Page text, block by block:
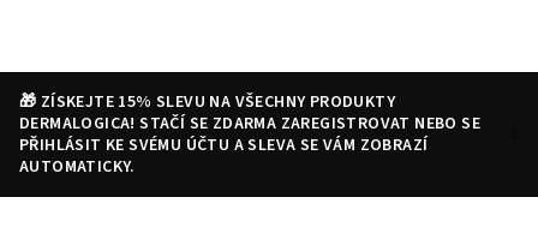
🎁 ZÍSKEJTE 15% SLEVU NA VŠECHNY PRODUKTY
DERMALOGICA! STAČÍ SE ZDARMA ZAREGISTROVAT NEBO SE
PŘIHLÁSIT KE SVÉMU ÚČTU A SLEVA SE VÁM ZOBRAZÍ
AUTOMATICKY.
HledatPřihlášeníNákupní